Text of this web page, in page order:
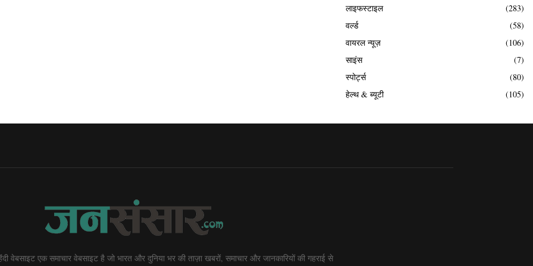
लाइफस्टाइल
(283)
वर्ल्ड
(58)
वायरल न्यूज़
(106)
साइंस
(7)
स्पोर्ट्स
(80)
हेल्थ & ब्यूटी
(105)
वेबसाइट एक समाचार वेबसाइट है जो भारत और दुनिया भर की ताज़ा खबरों, समाचार और जानकारियों की गहराई से